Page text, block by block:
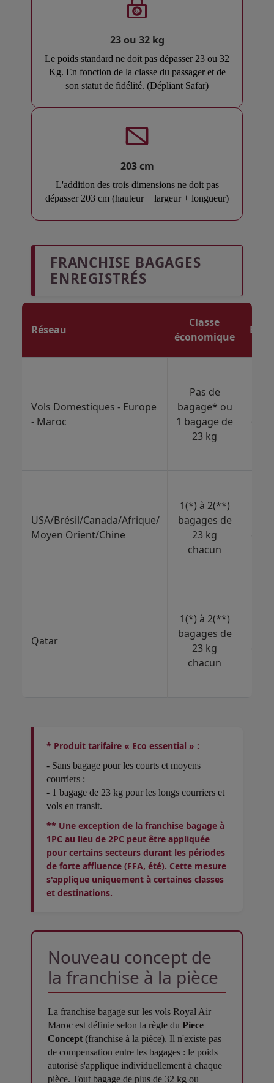
kg
23 ou 32 kg
Le poids standard ne doit pas dépasser 23 ou 32
Kg. En fonction de la classe du passager et de
son statut de fidélité. (Dépliant Safar)
203 cm
L'addition des trois dimensions ne doit pas
dépasser 203 cm (hauteur + largeur + longueur)
FRANCHISE BAGAGES
ENREGISTRÉS
Réseau
Classe
économique
Vols Domestiques - Europe
- Maroc
Pas de
bagage* ou
1 bagage de
23 kg
USA/Brésil/Canada/Afrique/
Moyen Orient/Chine
1(*) à 2(**)
bagages de
23 kg
chacun
Qatar
1(*) à 2(**)
bagages de
23 kg
chacun
* Produit tarifaire « Eco essential » :
- Sans bagage pour les courts et moyens
courriers ;
- 1 bagage de 23 kg pour les longs courriers et
vols en transit.
** Une exception de la franchise bagage à
1PC au lieu de 2PC peut être appliquée
pour certains secteurs durant les périodes
de forte affluence (FFA, été). Cette mesure
s'applique uniquement à certaines classes
et destinations.
Nouveau concept de
la franchise à la pièce
La franchise bagage sur les vols Royal Air
Maroc est définie selon la règle du Piece
Concept(franchise à la pièce). Il n'existe pas
de compensation entre les bagages : le poids
autorisé s'applique individuellement à chaque
pièce. Tout bagage de plus de 32 kg ou